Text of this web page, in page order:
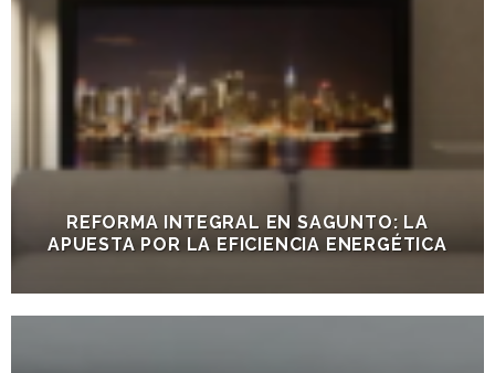
REFORMA INTEGRAL EN SAGUNTO: LA
APUESTA POR LA EFICIENCIA ENERGÉTICA